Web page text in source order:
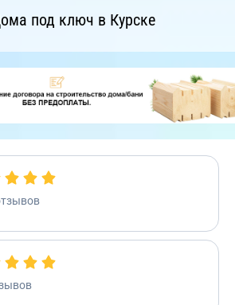
под ключ в Курске